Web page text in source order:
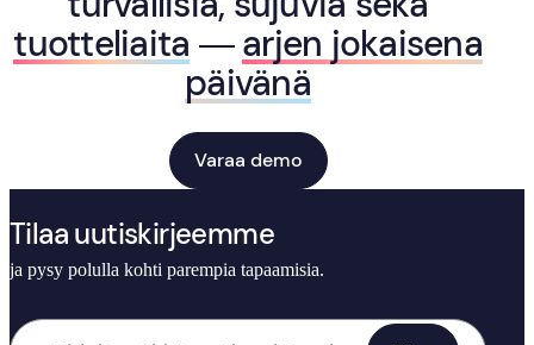
tuotteliaita —arjen jokaisena
päivänä
Varaa demo
Tilaa uutiskirjeemme
ja pysy polulla kohti parempia tapaamisia.